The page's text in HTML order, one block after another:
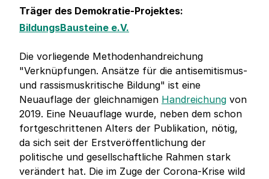
Träger des Demokratie-Projektes:
BildungsBausteine e.V.
Die vorliegende Methodenhandreichung
"Verknüpfungen. Ansätze für die antisemitismus-
und rassismuskritische Bildung" ist eine
Neuauflage der gleichnamigen Handreichung von
2019. Eine Neuauflage wurde, neben dem schon
fortgeschrittenen Alters der Publikation, nötig,
da sich seit der Erstveröffentlichung der
politische und gesellschaftliche Rahmen stark
verändert hat. Die im Zuge der Corona-Krise wild